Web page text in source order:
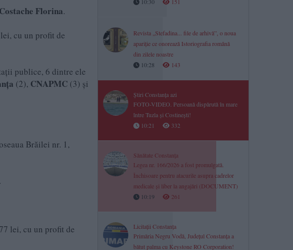
Costache Florina.
cu un profit de
publice, 6 dintre ele
(2), CNAPMC (3) și
Brăilei nr. 1,
.
lei, cu un profit de
Revista „Stefadina... file de arhivă”, o noua
apariție ce onorează Istoriografia română
din zilele noastre
10:28
143
Știri Constanța azi
FOTO-VIDEO. Persoană dispărută în mare
între Tuzla și Costinești!
10:21
332
Sănătate Constanța
Legea nr. 166/2026 a fost promulgată.
Închisoare pentru atacurile asupra cadrelor
medicale și liber la angajări (DOCUMENT)
10:19
261
Licitații Constanța
Primăria Negru Vodă, Județul Constanța a
bătut palma cu Keystone RO Corporation!